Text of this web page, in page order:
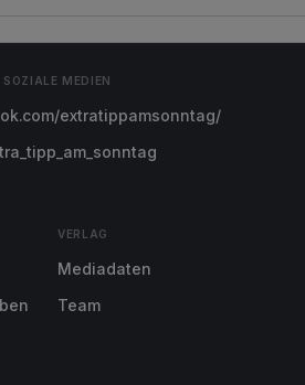
SOZIALE MEDIEN
extratippamsonntag/
VERLAG
Mediadaten
Team